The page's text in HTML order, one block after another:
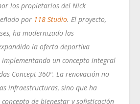
los propietarios del Nick
por 118 Studio. El proyecto,
ha modernizado las
la oferta deportiva
un concepto integral
Concept 360º. La renovación no
infraestructuras, sino que ha
de bienestar y sofisticación